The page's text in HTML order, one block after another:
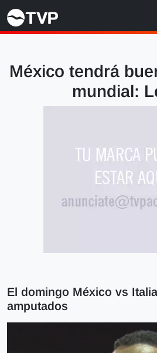
México tendrá
mundial:
El domingo México vs
amputados